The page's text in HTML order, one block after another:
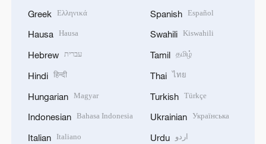
Greek Ελληνικά
Hausa Hausa
Hebrew עברית
Hindi हिन्दी
Hungarian Magyar
Indonesian Bahasa Indonesia
Italian Italiano
Spanish Español
Swahili Kiswahili
Tamil தமிழ்
Thai ไทย
Turkish Türkçe
Ukrainian Українська
Urdu اردو